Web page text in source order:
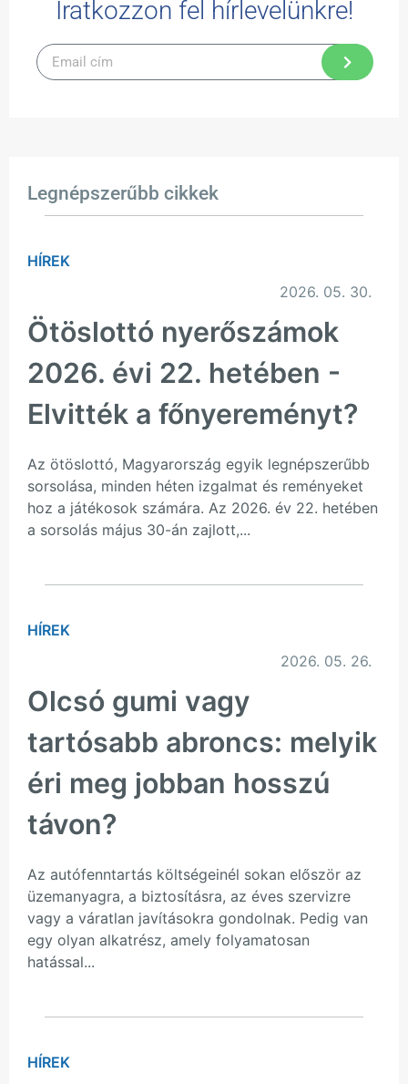
Iratkozzon fel hírlevelünkre!
Legnépszerűbb cikkek
HÍREK
2026. 05. 30.
Ötöslottó nyerőszámok
2026. évi 22. hetében -
Elvitték a főnyereményt?
Az ötöslottó, Magyarország egyik legnépszerűbb
sorsolása, minden héten izgalmat és reményeket
hoz a játékosok számára. Az 2026. év 22. hetében
a sorsolás május 30-án zajlott,...
HÍREK
2026. 05. 26.
Olcsó gumi vagy
tartósabb abroncs: melyik
éri meg jobban hosszú
távon?
Az autófenntartás költségeinél sokan először az
üzemanyagra, a biztosításra, az éves szervizre
vagy a váratlan javításokra gondolnak. Pedig van
egy olyan alkatrész, amely folyamatosan
hatással...
HÍREK